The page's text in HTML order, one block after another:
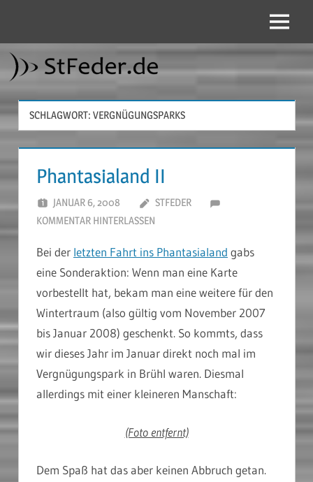
springen
Menü
SCHLAGWORT: VERGNÜGUNGSPARKS
Phantasialand II
JANUAR 6, 2008
STFEDER
KOMMENTAR HINTERLASSEN
Bei der letzten Fahrt ins Phantasialand gabs
eine Sonderaktion: Wenn man eine Karte
vorbestellt hat, bekam man eine weitere für den
Wintertraum (also gültig vom November 2007
bis Januar 2008) geschenkt. So kommts, dass
wir dieses Jahr im Januar direkt noch mal im
Vergnügungspark in Brühl waren. Diesmal
allerdings mit einer kleineren Manschaft:
(Foto entfernt)
Dem Spaß hat das aber keinen Abbruch getan.